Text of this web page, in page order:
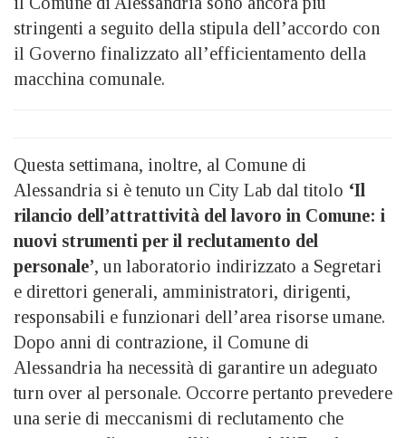
stringenti a seguito della stipula dell’accordo con
il Governo finalizzato all’efficientamento della
macchina comunale.
Questa settimana, inoltre, al Comune di
Alessandria si è tenuto un City Lab dal titolo ‘Il
rilancio dell’attrattività del lavoro in Comune: i
nuovi strumenti per il reclutamento del
personale’, un laboratorio indirizzato a Segretari
e direttori generali, amministratori, dirigenti,
responsabili e funzionari dell’area risorse umane.
Dopo anni di contrazione, il Comune di
Alessandria ha necessità di garantire un adeguato
turn over al personale. Occorre pertanto prevedere
una serie di meccanismi di reclutamento che